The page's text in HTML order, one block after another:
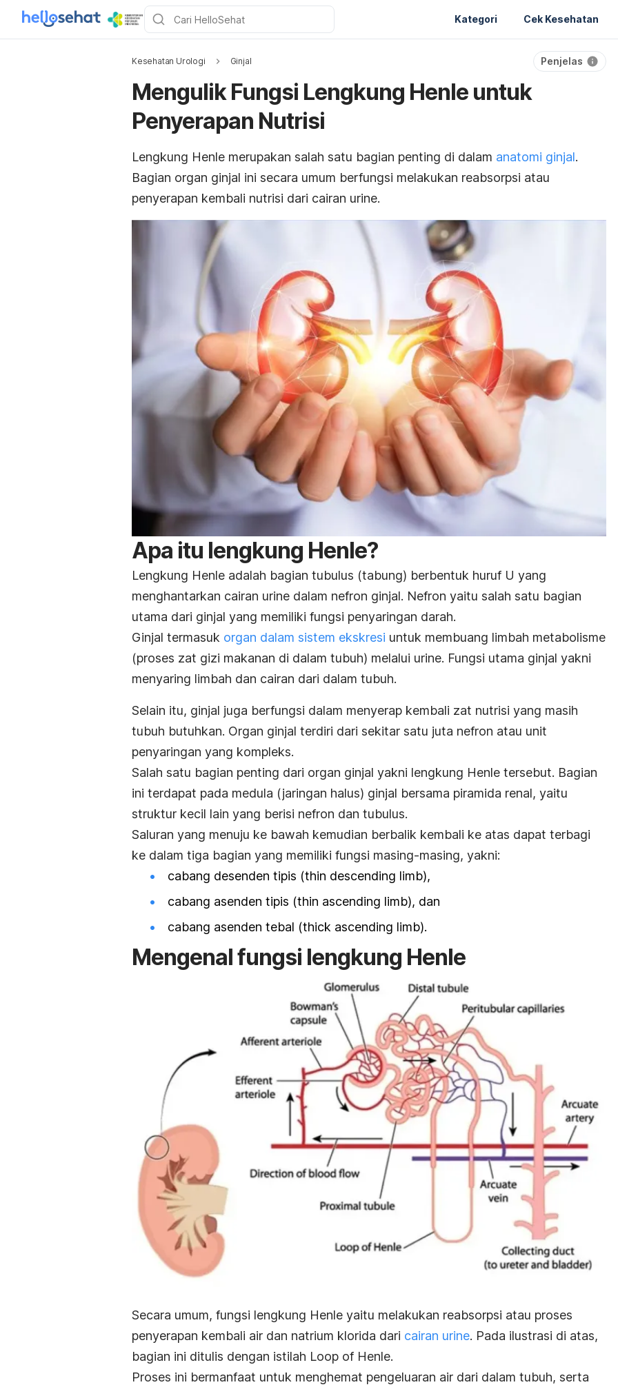
Kategori Cek Kesehatan
Kesehatan Urologi Ginjal Penjelas
Mengulik Fungsi Lengkung Henle untuk
Penyerapan Nutrisi
Lengkung Henle merupakan salah satu bagian penting di dalam anatomi ginjal.
Bagian organ ginjal ini secara umum berfungsi melakukan reabsorpsi atau
penyerapan kembali nutrisi dari cairan urine.
Apa itu lengkung Henle?
Lengkung Henle adalah bagian tubulus (tabung) berbentuk huruf U yang
menghantarkan cairan urine dalam nefron ginjal. Nefron yaitu salah satu bagian
utama dari ginjal yang memiliki fungsi penyaringan darah.
Ginjal termasuk organ dalam sistem ekskresi untuk membuang limbah metabolisme
(proses zat gizi makanan di dalam tubuh) melalui urine. Fungsi utama ginjal yakni
menyaring limbah dan cairan dari dalam tubuh.
Selain itu, ginjal juga berfungsi dalam menyerap kembali zat nutrisi yang masih
tubuh butuhkan. Organ ginjal terdiri dari sekitar satu juta nefron atau unit
penyaringan yang kompleks.
Salah satu bagian penting dari organ ginjal yakni lengkung Henle tersebut. Bagian
ini terdapat pada medula (jaringan halus) ginjal bersama piramida renal, yaitu
struktur kecil lain yang berisi nefron dan tubulus.
Saluran yang menuju ke bawah kemudian berbalik kembali ke atas dapat terbagi
ke dalam tiga bagian yang memiliki fungsi masing-masing, yakni:
cabang desenden tipis (thin descending limb),
cabang asenden tipis (thin ascending limb), dan
cabang asenden tebal (thick ascending limb).
Mengenal fungsi lengkung Henle
Secara umum, fungsi lengkung Henle yaitu melakukan reabsorpsi atau proses
penyerapan kembali air dan natrium klorida dari cairan urine. Pada ilustrasi di atas,
bagian ini ditulis dengan istilah Loop of Henle.
Proses ini bermanfaat untuk menghemat pengeluaran air dari dalam tubuh, serta